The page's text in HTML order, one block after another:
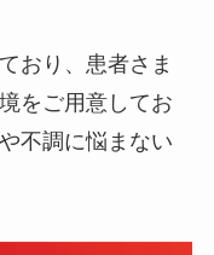
おり、患者さま
をご用意してお
不調に悩まない